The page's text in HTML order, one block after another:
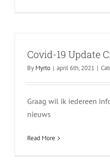
Covid-19 Update
By Myrto | april 6th, 2021 |
Graag wil ik iedereen
nieuws
Read More
Het mythische dier